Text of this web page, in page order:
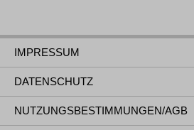
IMPRESSUM
DATENSCHUTZ
NUTZUNGSBESTIMMUNGEN/AGB